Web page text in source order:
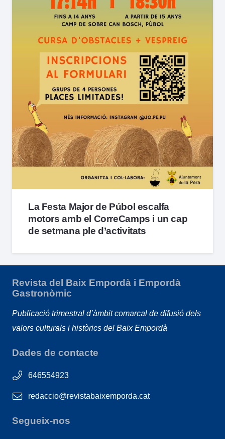
La Festa Major de Púbol escalfa
motors amb el CorreCamps i un cap
de setmana ple d’activitats
Revista del Baix Empordà i Empordà
Gastronòmic
Publicació trimestral d’àmbit comarcal de difusió dels
valors culturals i històrics del Baix Empordà
Dades de contacte
646554923
redaccio@revistabaixemporda.cat
Segueix-nos